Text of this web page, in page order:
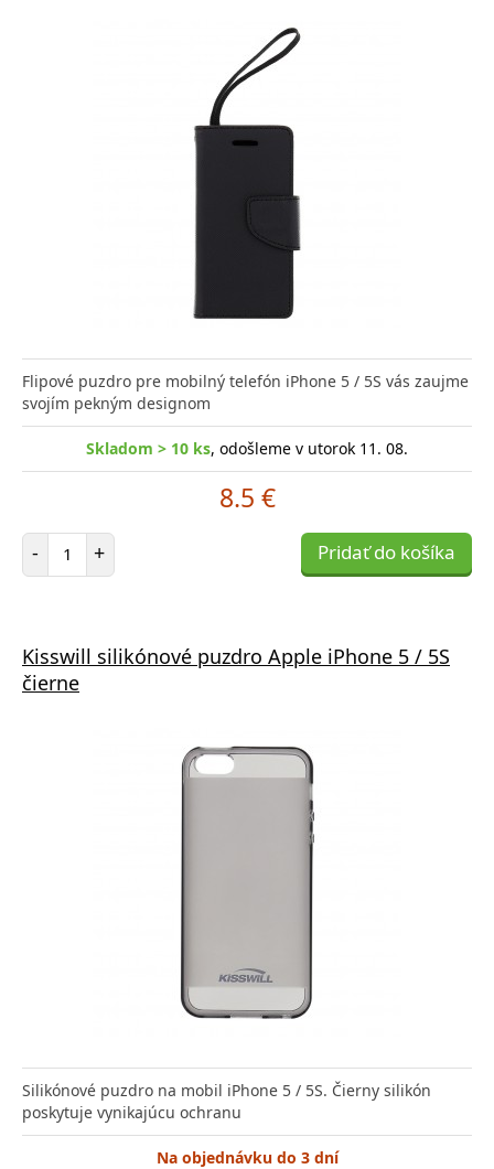
Flipové puzdro pre mobilný telefón iPhone 5 / 5S vás zaujme
svojím pekným designom
Skladom > 10 ks, odošleme v utorok 11. 08.
8.5 €
- Počet položiek
+ Pridať do košíka
Kisswill silikónové puzdro Apple iPhone 5 / 5S
čierne
Silikónové puzdro na mobil iPhone 5 / 5S. Čierny silikón
poskytuje vynikajúcu ochranu
Na objednávku do 3 dní